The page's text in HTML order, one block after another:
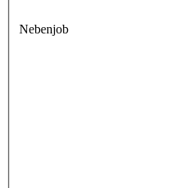
Nebenjob